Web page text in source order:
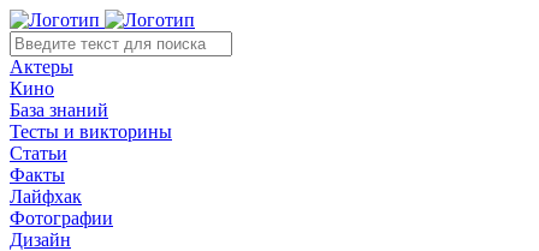
Актеры
Кино
База знаний
Тесты и викторины
Статьи
Факты
Лайфхак
Фотографии
Дизайн